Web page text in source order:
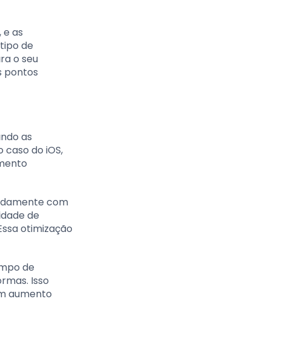
as
de
o seu
pontos
as
do iOS,
com
de
otimização
de
Isso
aumento